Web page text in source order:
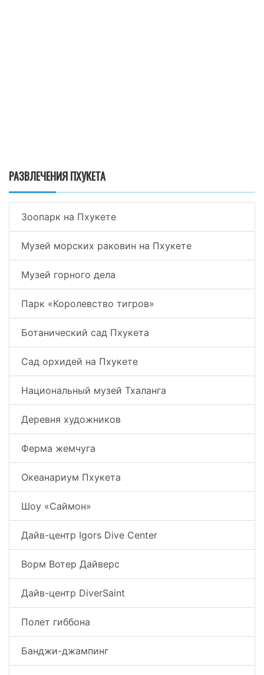
РАЗВЛЕЧЕНИЯ ПХУКЕТА
Зоопарк на Пхукете
Музей морских раковин на Пхукете
Музей горного дела
Парк «Королевство тигров»
Ботанический сад Пхукета
Сад орхидей на Пхукете
Национальный музей Тхаланга
Деревня художников
Ферма жемчуга
Океанариум Пхукета
Шоу «Саймон»
Дайв-центр Igors Dive Center
Ворм Вотер Дайверс
Дайв-центр DiverSaint
Полет гиббона
Банджи-джампинг